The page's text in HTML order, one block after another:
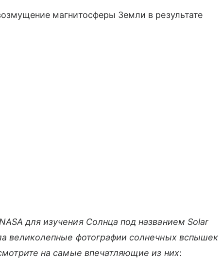
магнитосферы Земли в результате
для изучения Солнца под названием Solar
великолепные фотографии солнечных вспышек
на самые впечатляющие из них: